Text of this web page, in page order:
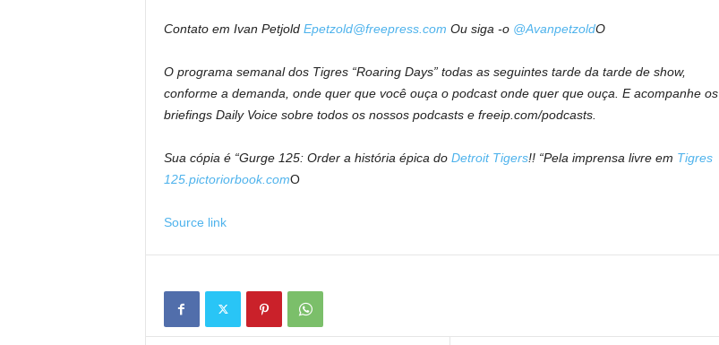
Contato em Ivan Petjold Epetzold@freepress.com Ou siga -o @AvanpetzoldO
O programa semanal dos Tigres “Roaring Days” todas as seguintes tarde da tarde de show,
conforme a demanda, onde quer que você ouça o podcast onde quer que ouça. E acompanhe os
briefings Daily Voice sobre todos os nossos podcasts e freeip.com/podcasts.
Sua cópia é “Gurge 125: Order a história épica do Detroit Tigers!! “Pela imprensa livre em Tigres
125.pictoriorbook.comO
Source link